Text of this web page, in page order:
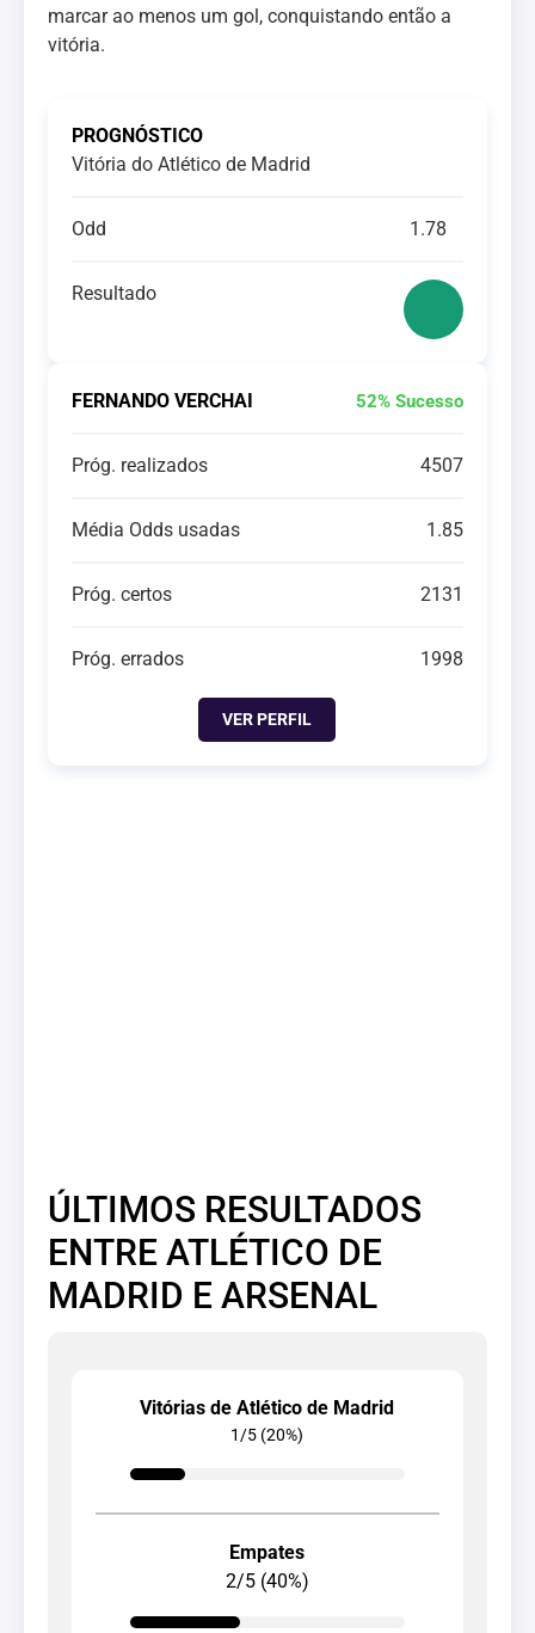
marcar ao menos um gol, conquistando então a
vitória.
PROGNÓSTICO
Vitória do Atlético de Madrid
Odd 1.78
Resultado
FERNANDO VERCHAI 52% Sucesso
Próg. realizados 4507
Média Odds usadas 1.85
Próg. certos 2131
Próg. errados 1998
VER PERFIL
ÚLTIMOS RESULTADOS
ENTRE ATLÉTICO DE
MADRID E ARSENAL
Vitórias de Atlético de Madrid
1/5 (20%)
Empates
2/5 (40%)